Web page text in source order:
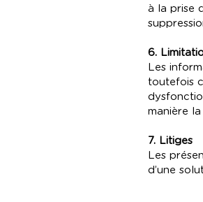
à la prise
6.
Les
toutefois
manière
7. Litiges
Les
d’une